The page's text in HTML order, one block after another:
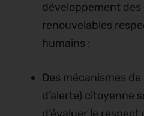
développement des
renouvelables
humains ;
Des mécanismes
d’alerte) citoyenne